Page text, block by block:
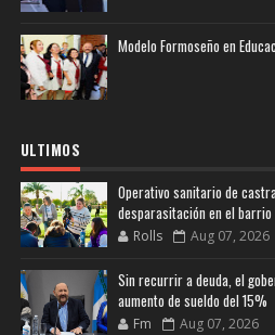
Modelo Formoseño en
ULTIMOS
Operativo sanitario de
desparasitación en el
Rolls Aug 07, 2026
Sin recurrir a deuda, el
aumento de sueldo del 15%
Fm Aug 07, 2026